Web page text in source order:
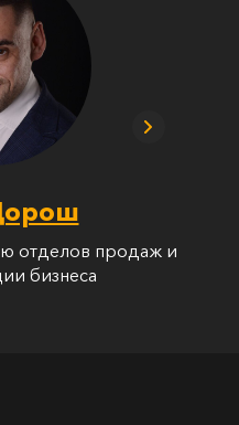
отделов продаж и
бизнеса